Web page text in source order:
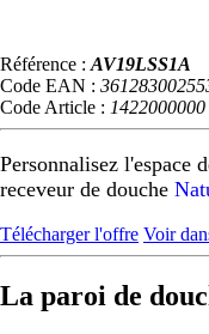
Référence : AV19LSS1A
Code EAN :
Code Article : 1422000000
Personnalisez l'espace
receveur de douche
Télécharger l'offre Voir
La paroi de